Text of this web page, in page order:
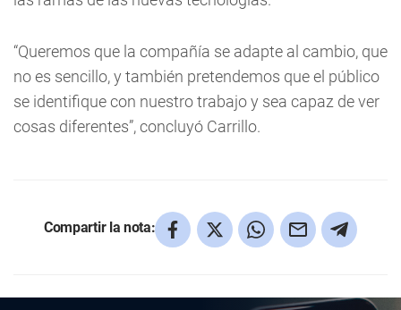
“Queremos que la compañía se adapte al cambio, que
no es sencillo, y también pretendemos que el público
se identifique con nuestro trabajo y sea capaz de ver
cosas diferentes”, concluyó Carrillo.
Compartir la nota: